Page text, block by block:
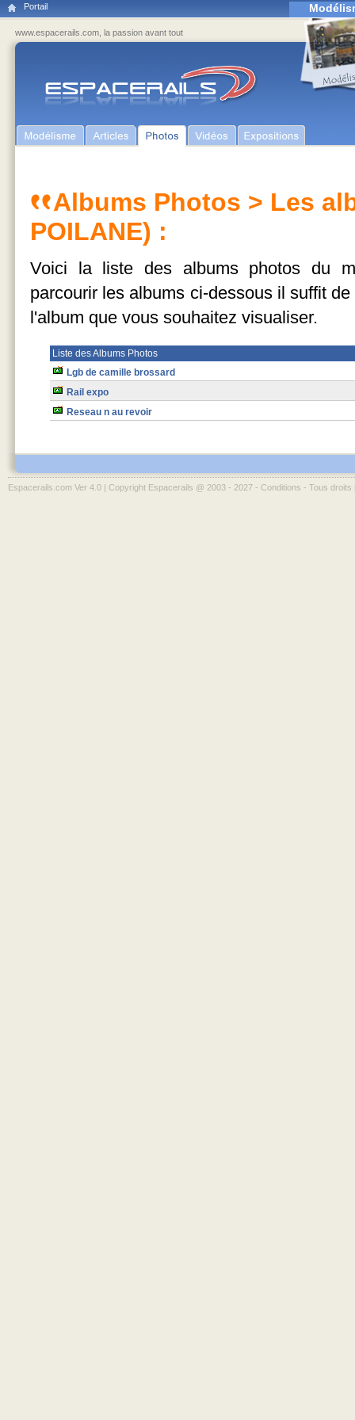
Portail
www.espacerails.com, la passion avant tout
Albums Photos > Les
POILANE) :
Voici la liste des albums photos du
parcourir les albums ci-dessous il suffit
l'album que vous souhaitez visualiser.
Liste des Albums Photos
Lgb de camille brossard
Rail expo
Reseau n au revoir
Espacerails.com Ver 4.0 | Copyright Espacerails @ 2003 - 2027 - Conditions - Tous droits